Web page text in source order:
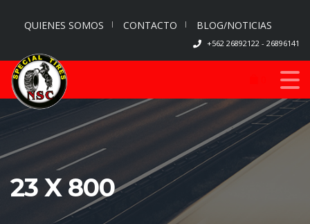
QUIENES SOMOS CONTACTO BLOG/NOTICIAS
+562 26892122 - 26896141
23 X 800